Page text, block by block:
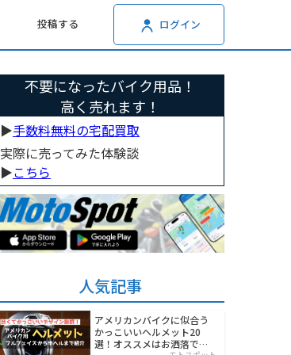
投稿する ログイン
不要になったバイク用品！
高く売れます！
▶︎手数料無料の宅配買取
実際に売ってみた体験談
▶︎こちら
人気記事
アメリカンバイクに似合う
かっこいいヘルメット20
選！オススメはお洒落でワ